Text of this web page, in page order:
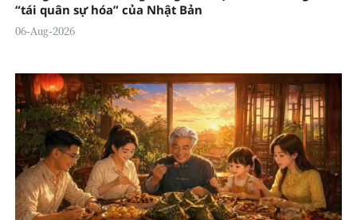
“tái quân sự hóa” của Nhật Bản
06-Aug-2026